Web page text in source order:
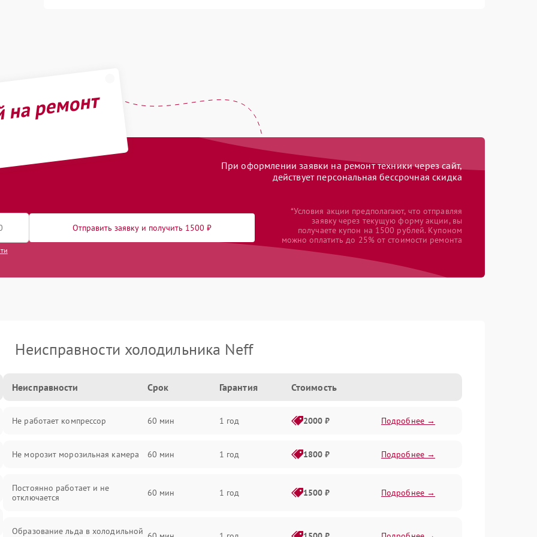
ремонт
При оформлении заявки на ремонт техники через сайт,
действует персональная бессрочная скидка
Отправить заявку и получить 1500 ₽
*Условия акции предполагают, что отправляя
заявку через текущую форму акции, вы
получаете купон на 1500 рублей. Купоном
можно оплатить до 25% от стоимости ремонта
Неисправности холодильника Neff
Неисправности Срок Гарантия Стоимость
Не работает компрессор 60 мин 1 год 2000 ₽ Подробнее →
Не морозит морозильная камера 60 мин 1 год 1800 ₽ Подробнее →
Постоянно работает и не
отключается
60 мин 1 год 1500 ₽ Подробнее →
Образование льда в холодильной